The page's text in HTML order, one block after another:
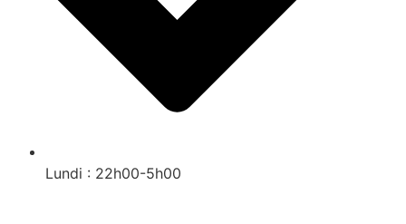
Lundi : 22h00-5h00